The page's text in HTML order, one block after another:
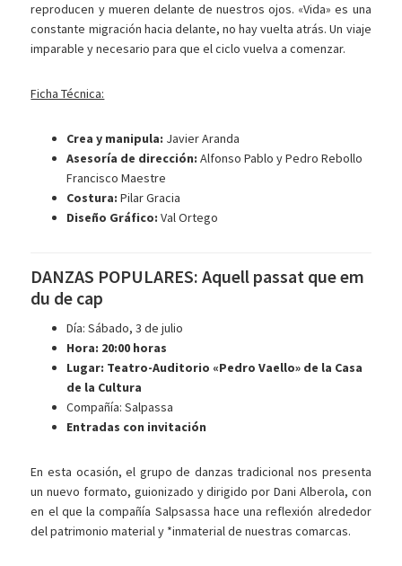
reproducen y mueren delante de nuestros ojos. «Vida» es una
constante migración hacia delante, no hay vuelta atrás. Un viaje
imparable y necesario para que el ciclo vuelva a comenzar.
Ficha Técnica:
Crea y manipula: Javier Aranda
Asesoría de dirección:Alfonso Pablo y Pedro Rebollo
Francisco Maestre
Costura: Pilar Gracia
Diseño Gráfico:Val Ortego
DANZAS POPULARES: Aquell passat que em
du de cap
Día: Sábado, 3 de julio
Hora: 20:00 horas
Lugar: Teatro-Auditorio «Pedro Vaello» de la Casa
de la Cultura
Compañía: Salpassa
Entradas con invitación
En esta ocasión, el grupo de danzas tradicional nos presenta
un nuevo formato, guionizado y dirigido por Dani Alberola, con
en el que la compañía Salpsassa hace una reflexión alrededor
del patrimonio material y *inmaterial de nuestras comarcas.